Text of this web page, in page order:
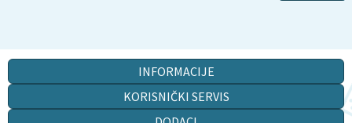
INFORMACIJE
KORISNIČKI SERVIS